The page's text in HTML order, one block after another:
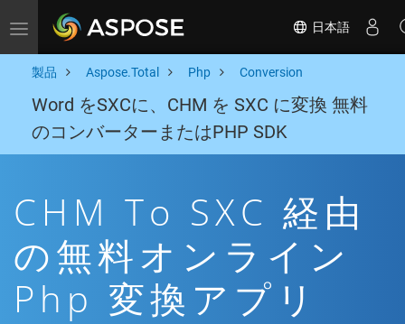
Toggle navigation 日本語
製品 Aspose.Total Php Conversion
Word をSXCに、CHM を SXC に変換 無料
のコンバーターまたはPHP SDK
CHM To SXC 経由
の無料オンライン
Php 変換アプリ